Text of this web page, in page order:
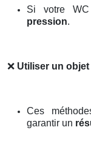
Si votre
pression.
❌ Utiliser un
Ces
garantir un